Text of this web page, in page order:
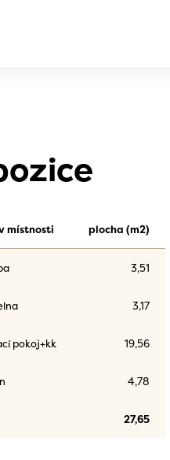
místnosti plocha (m2)
3,51
3,17
pokoj+kk 19,56
4,78
27,65